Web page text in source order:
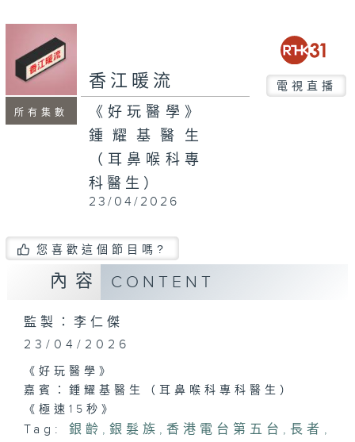
seconds
所有集數
香江暖流 電視直播
《好玩醫學》
鍾耀基醫生
（耳鼻喉科專
科醫生）
23/04/2026
您喜歡這個節目嗎?
內容 CONTENT
監製：李仁傑
23/04/2026
《好玩醫學》
嘉賓：鍾耀基醫生（耳鼻喉科專科醫生）
《極速15秒》
Tag: 銀齡 , 銀髮族 , 香港電台第五台 ,長者 ,